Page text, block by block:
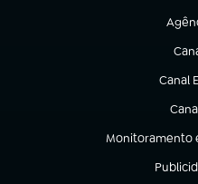
(abre
Canal
(abre
Monitoramento
(abre em nova
(abre